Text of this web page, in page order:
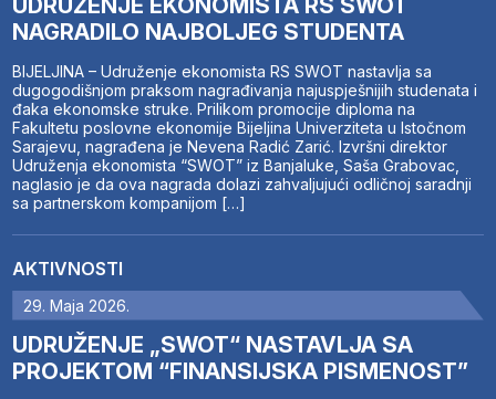
NAGRADILO NAJBOLJEG STUDENTA
BIJELJINA – Udruženje ekonomista RS SWOT nastavlja sa
dugogodišnjom praksom nagrađivanja najuspješnijih studenata i
đaka ekonomske struke. Prilikom promocije diploma na
Fakultetu poslovne ekonomije Bijeljina Univerziteta u Istočnom
Sarajevu, nagrađena je Nevena Radić Zarić. Izvršni direktor
Udruženja ekonomista “SWOT” iz Banjaluke, Saša Grabovac,
naglasio je da ova nagrada dolazi zahvaljujući odličnoj saradnji
sa partnerskom kompanijom […]
AKTIVNOSTI
29. Maja 2026.
UDRUŽENJE „SWOT“ NASTAVLJA SA
PROJEKTOM “FINANSIJSKA PISMENOST”